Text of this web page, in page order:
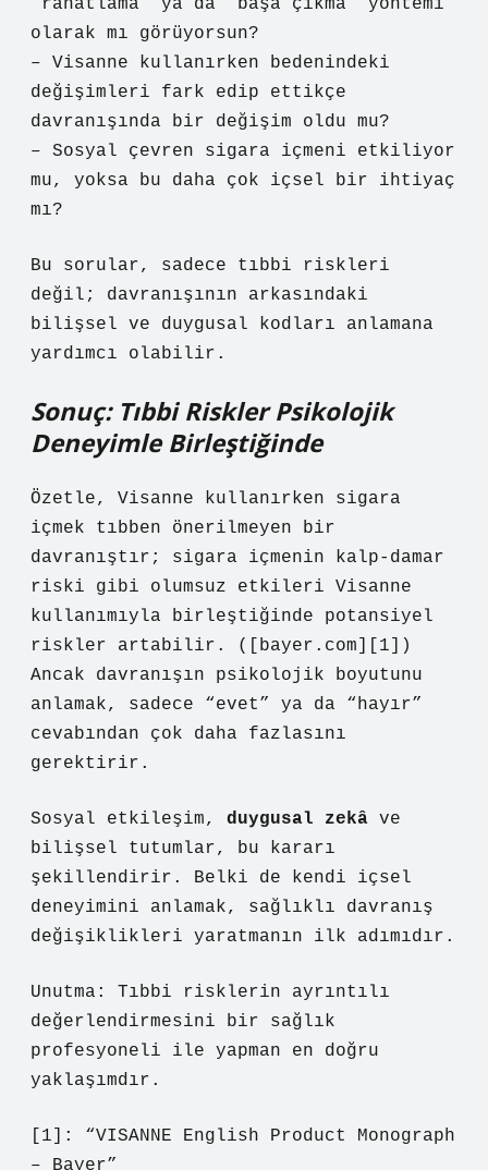
“rahatlama” ya da “başa çıkma” yöntemi
olarak mı görüyorsun?
– Visanne kullanırken bedenindeki
değişimleri fark edip ettikçe
davranışında bir değişim oldu mu?
– Sosyal çevren sigara içmeni etkiliyor
mu, yoksa bu daha çok içsel bir ihtiyaç
mı?
Bu sorular, sadece tıbbi riskleri
değil; davranışının arkasındaki
bilişsel ve duygusal kodları anlamana
yardımcı olabilir.
Sonuç: Tıbbi Riskler Psikolojik
Deneyimle Birleştiğinde
Özetle, Visanne kullanırken sigara
içmek tıbben önerilmeyen bir
davranıştır; sigara içmenin kalp-damar
riski gibi olumsuz etkileri Visanne
kullanımıyla birleştiğinde potansiyel
riskler artabilir. ([bayer.com][1])
Ancak davranışın psikolojik boyutunu
anlamak, sadece “evet” ya da “hayır”
cevabından çok daha fazlasını
gerektirir.
Sosyal etkileşim, duygusal zekâ ve
bilişsel tutumlar, bu kararı
şekillendirir. Belki de kendi içsel
deneyimini anlamak, sağlıklı davranış
değişiklikleri yaratmanın ilk adımıdır.
Unutma: Tıbbi risklerin ayrıntılı
değerlendirmesini bir sağlık
profesyoneli ile yapman en doğru
yaklaşımdır.
[1]: “VISANNE English Product Monograph
– Bayer”